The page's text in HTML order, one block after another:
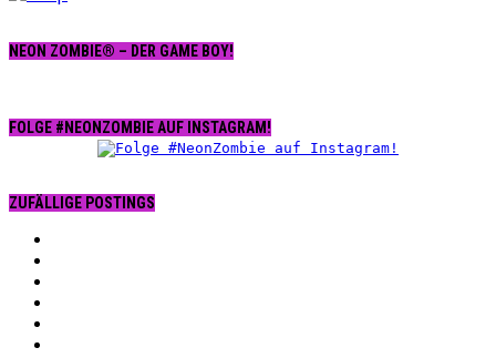
NEON ZOMBIE® – DER GAME BOY!
FOLGE #NEONZOMBIE AUF INSTAGRAM!
ZUFÄLLIGE POSTINGS